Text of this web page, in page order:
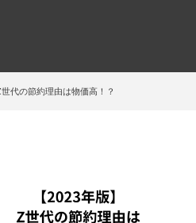
世代の節約理由は物価高！？